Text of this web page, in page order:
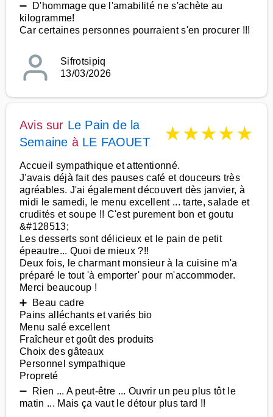
➖ D'hommage que l'amabilité ne s'achète au
kilogramme!
Car certaines personnes pourraient s'en procurer !!!
Sifrotsipiq
13/03/2026
Avis sur Le Pain de la
Semaine à LE FAOUET ★★★★★
Accueil sympathique et attentionné.
J'avais déjà fait des pauses café et douceurs très
agréables. J'ai également découvert dès janvier, à
midi le samedi, le menu excellent ... tarte, salade et
crudités et soupe !! C'est purement bon et goutu
&#128513;
Les desserts sont délicieux et le pain de petit
épeautre... Quoi de mieux ?!!
Deux fois, le charmant monsieur à la cuisine m'a
préparé le tout 'à emporter' pour m'accommoder.
Merci beaucoup !
➕ Beau cadre
Pains alléchants et variés bio
Menu salé excellent
Fraîcheur et goût des produits
Choix des gâteaux
Personnel sympathique
Propreté
➖ Rien ... A peut-être ... Ouvrir un peu plus tôt le
matin ... Mais ça vaut le détour plus tard !!